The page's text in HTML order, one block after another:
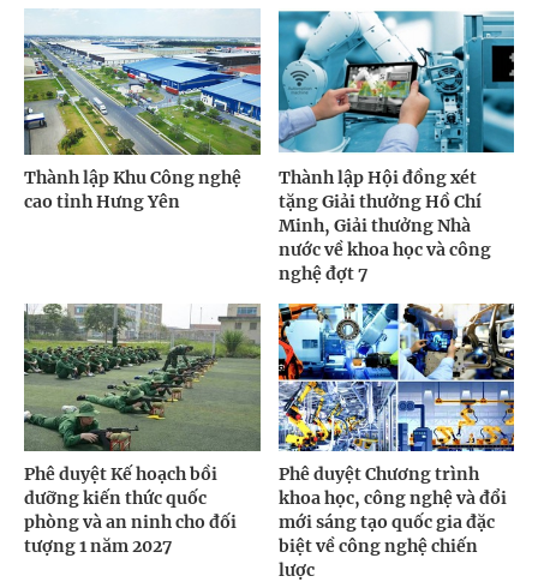
Thành lập Khu Công nghệ
cao tỉnh Hưng Yên
Thành lập Hội đồng xét
tặng Giải thưởng Hồ Chí
Minh, Giải thưởng Nhà
nước về khoa học và công
nghệ đợt 7
Phê duyệt Kế hoạch bồi
dưỡng kiến thức quốc
phòng và an ninh cho đối
tượng 1 năm 2027
Phê duyệt Chương trình
khoa học, công nghệ và đổi
mới sáng tạo quốc gia đặc
biệt về công nghệ chiến
lược